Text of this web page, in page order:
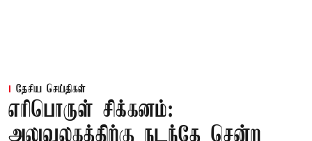
தேசிய செய்திகள்
எரிபொருள் சிக்கனம்:
அலுவலகத்திற்கு நடந்தே சென்ற